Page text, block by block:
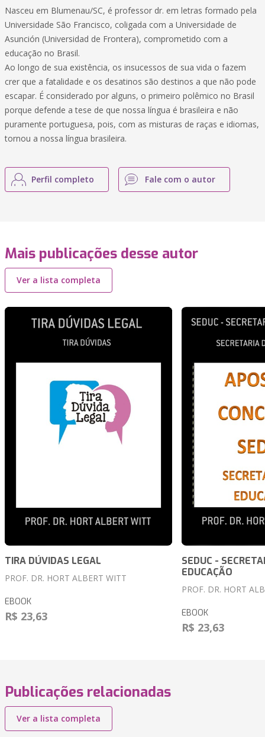
Nasceu em Blumenau/SC, é professor dr. em letras formado pela
Universidade São Francisco, coligada com a Universidade de
Asunción (Universidad de Frontera), comprometido com a
educação no Brasil.
Ao longo de sua existência, os insucessos de sua vida o fazem
crer que a fatalidade e os desatinos são destinos a que não pode
escapar. É considerado por alguns, o primeiro polêmico no Brasil
porque defende a tese de que nossa língua é brasileira e não
puramente portuguesa, pois, com as misturas de raças e idiomas,
tornou a nossa língua brasileira.
Perfil completo Fale com o autor
Mais publicações desse autor
Ver a lista completa
TIRA DÚVIDAS LEGAL
PROF. DR. HORT ALBERT WITT
EBOOK
R$ 23,63
SEDUC -
EDUCAÇÃO
PROF. DR. HORT
EBOOK
R$ 23,63
Publicações relacionadas
Ver a lista completa